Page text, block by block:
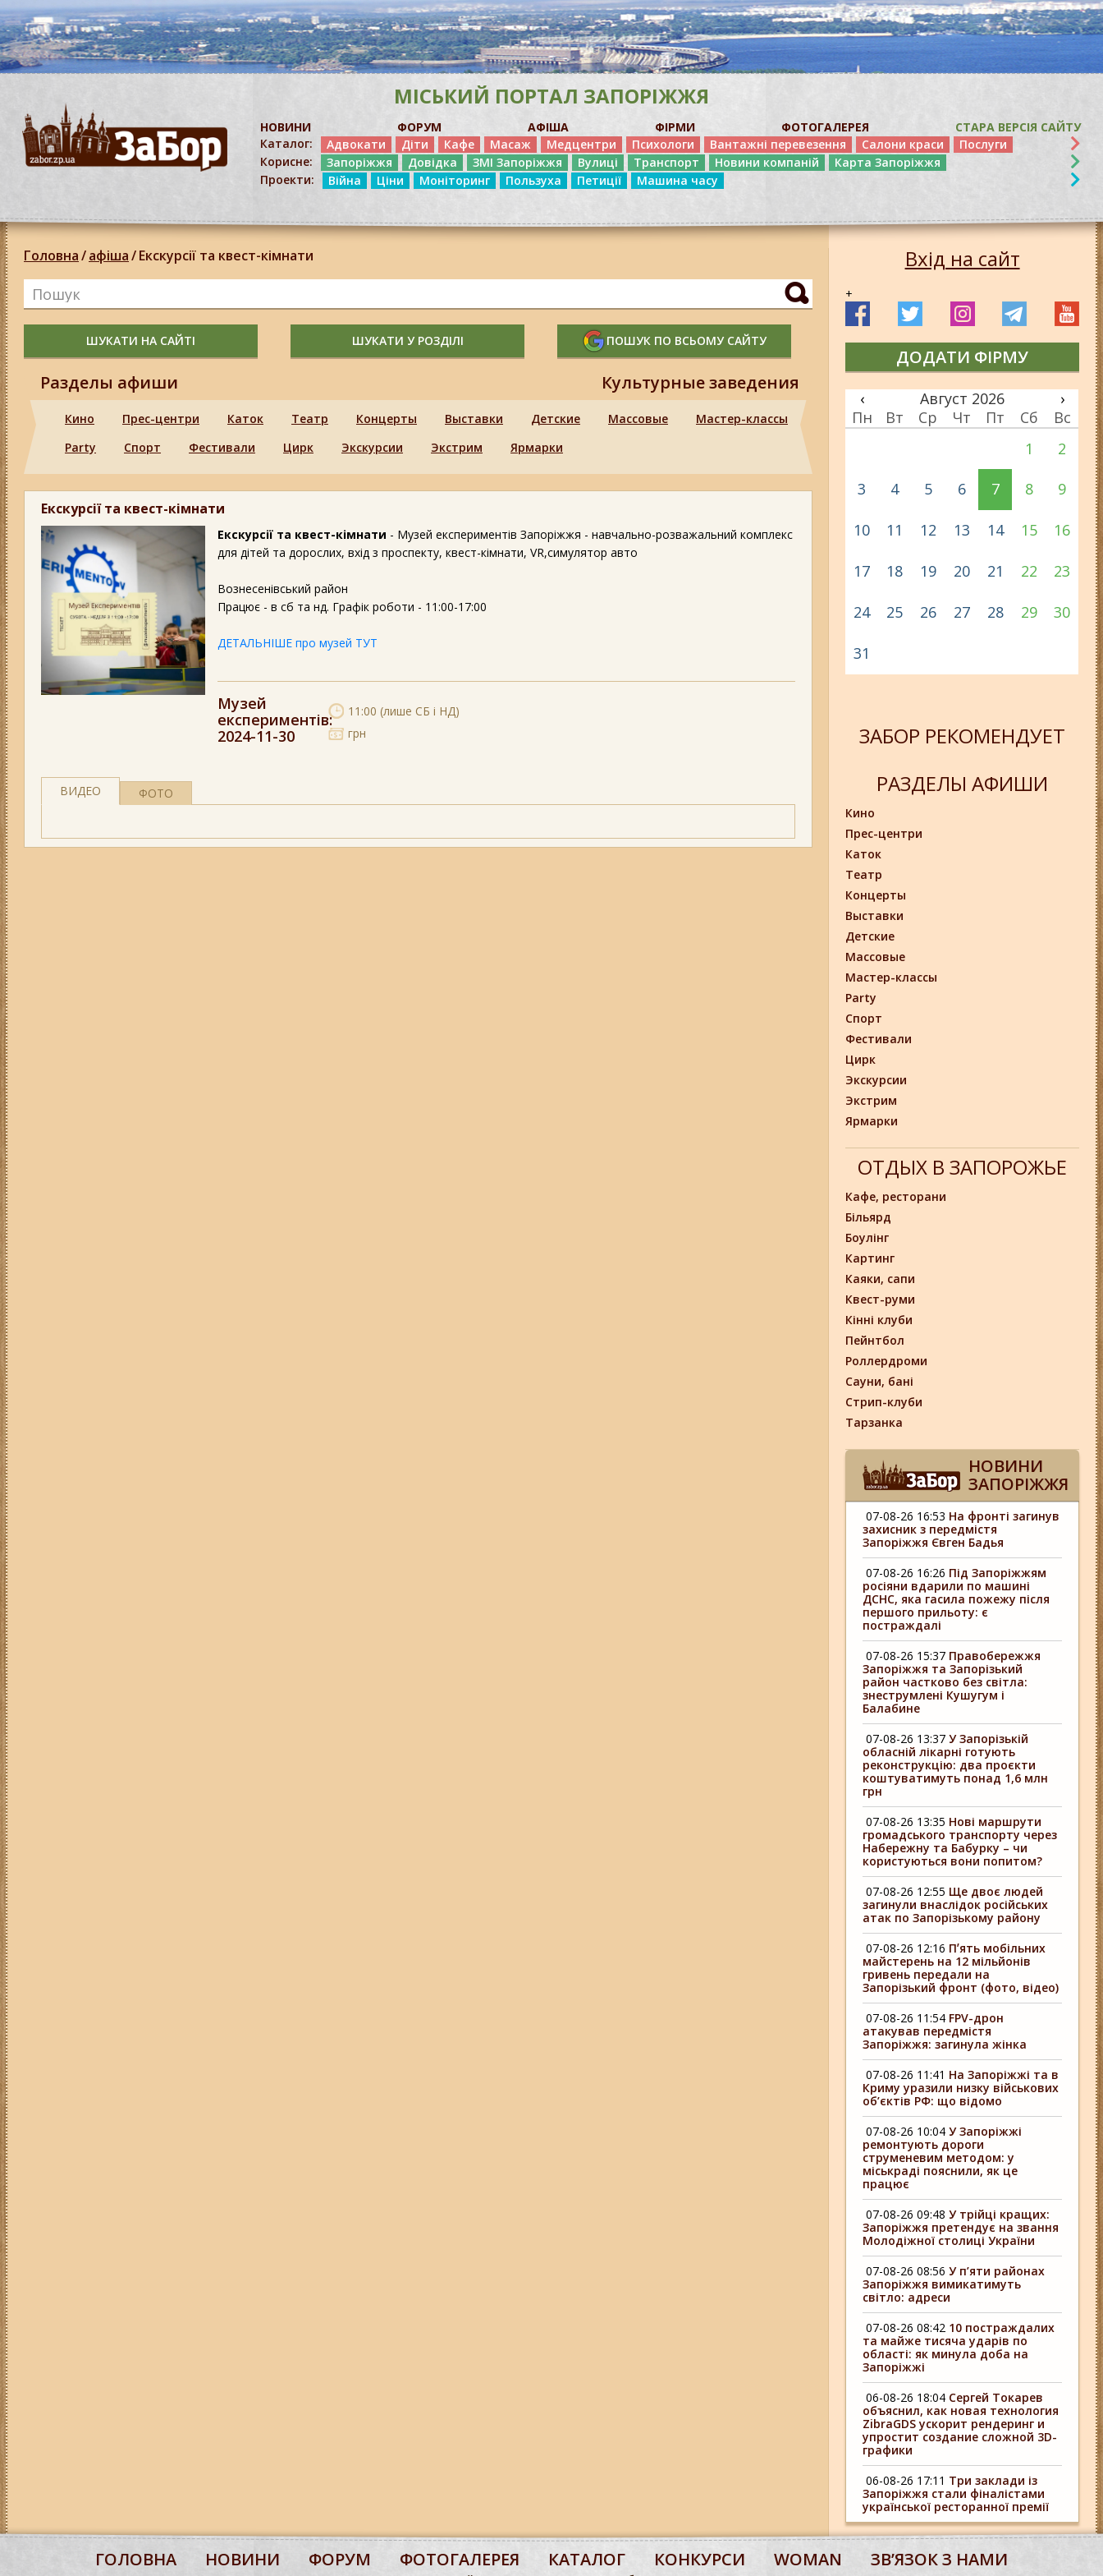
МІСЬКИЙ ПОРТАЛ ЗАПОРІЖЖЯ
НОВИНИ ФОРУМ АФІША ФІРМИ ФОТОГАЛЕРЕЯ
СТАРА ВЕРСІЯ САЙТУ
Каталог:
Адвокати Діти Кафе Масаж Медцентри Психологи Вантажні перевезення Салони краси
Послуги
Корисне:
Запоріжжя Довідка ЗМІ Запоріжжя Вулиці Транспорт Новини компаній
Карта Запоріжжя
Проекти:
Війна Ціни Моніторинг Пользуха Петиції Машина часу
Головна/афіша/Екскурсії та квест-кімнати
ШУКАТИ НА САЙТІ ШУКАТИ У РОЗДІЛІ ПОШУК ПО ВСЬОМУ САЙТУ
Разделы афиши Культурные заведения
Кино Прес-центри Каток Театр Концерты Выставки Детские Массовые
Мастер-классы
Party
Спорт Фестивали Цирк Экскурсии Экстрим Ярмарки
Екскурсії та квест-кімнати
Екскурсії та квест-кімнати - Музей експериментів Запоріжжя - навчально-розважальний комплекс
для дітей та дорослих, вхід з проспекту, квест-кімнати, VR,симулятор авто
Вознесенівський район
Працює - в сб та нд. Графік роботи - 11:00-17:00
ДЕТАЛЬНІШЕ про музей ТУТ
Музей
експериментів:
2024-11-30
11:00 (лише СБ і НД)
грн
ВИДЕО ФОТО
Вхід на сайт
+
ДОДАТИ ФІРМУ
1 2
3 4 5 6 7 8 9
10 11 12 13 14 15 16
17 18 19 20 21 22 23
24 25 26 27 28 29 30
31
‹ Август 2026
›
Пн
Вт Ср Чт Пт Сб Вс
ЗАБОР РЕКОМЕНДУЕТ
РАЗДЕЛЫ АФИШИ
Кино
Прес-центри
Каток
Театр
Концерты
Выставки
Детские
Массовые
Мастер-классы
Party
Спорт
Фестивали
Цирк
Экскурсии
Экстрим
Ярмарки
ОТДЫХ В ЗАПОРОЖЬЕ
Кафе, ресторани
Більярд
Боулінг
Картинг
Каяки, сапи
Квест-руми
Кінні клуби
Пейнтбол
Роллердроми
Сауни, бані
Стрип-клуби
Тарзанка
НОВИНИ
ЗАПОРІЖЖЯ
07-08-26 16:53 На фронті загинув
захисник з передмістя
Запоріжжя Євген Бадья
07-08-26 16:26 Під Запоріжжям
росіяни вдарили по машині
ДСНС, яка гасила пожежу після
першого прильоту: є
постраждалі
07-08-26 15:37 Правобережжя
Запоріжжя та Запорізький
район частково без світла:
знеструмлені Кушугум і
Балабине
07-08-26 13:37 У Запорізькій
обласній лікарні готують
реконструкцію: два проєкти
коштуватимуть понад 1,6 млн
грн
07-08-26 13:35 Нові маршрути
громадського транспорту через
Набережну та Бабурку – чи
користуються вони попитом?
07-08-26 12:55 Ще двоє людей
загинули внаслідок російських
атак по Запорізькому району
07-08-26 12:16 Пʼять мобільних
майстерень на 12 мільйонів
гривень передали на
Запорізький фронт (фото, відео)
07-08-26 11:54 FPV-дрон
атакував передмістя
Запоріжжя: загинула жінка
07-08-26 11:41 На Запоріжжі та в
Криму уразили низку військових
об’єктів РФ: що відомо
07-08-26 10:04 У Запоріжжі
ремонтують дороги
струменевим методом: у
міськраді пояснили, як це
працює
07-08-26 09:48 У трійці кращих:
Запоріжжя претендує на звання
Молодіжної столиці України
07-08-26 08:56 У п’яти районах
Запоріжжя вимикатимуть
світло: адреси
07-08-26 08:42 10 постраждалих
та майже тисяча ударів по
області: як минула доба на
Запоріжжі
06-08-26 18:04 Сергей Токарев
объяснил, как новая технология
ZibraGDS ускорит рендеринг и
упростит создание сложной 3D-
графики
06-08-26 17:11 Три заклади із
Запоріжжя стали фіналістами
української ресторанної премії
ГОЛОВНА НОВИНИ ФОРУМ ФОТОГАЛЕРЕЯ КАТАЛОГ КОНКУРСИ WOMAN ЗВʼЯЗОК З НАМИ